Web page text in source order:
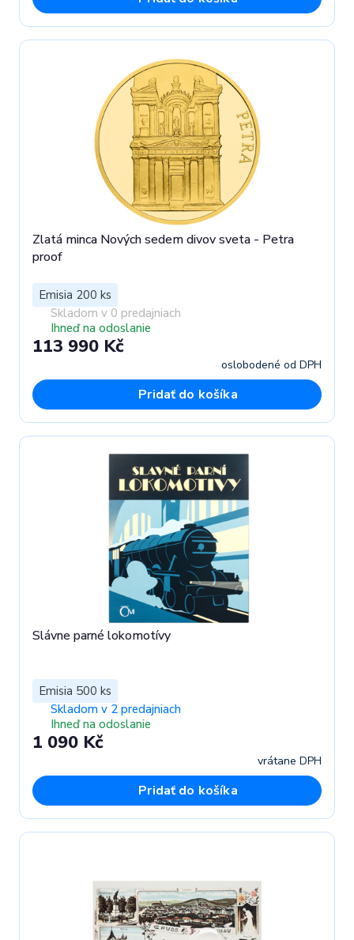
Zlatá minca Nových sedem divov sveta - Petra
proof
Emisia 200 ks
Skladom v 0 predajniach
Ihneď na odoslanie
113 990 Kč
oslobodené od DPH
Pridať do košíka
Slávne parné lokomotívy
Emisia 500 ks
Skladom v 2 predajniach
Ihneď na odoslanie
1 090 Kč
vrátane DPH
Pridať do košíka